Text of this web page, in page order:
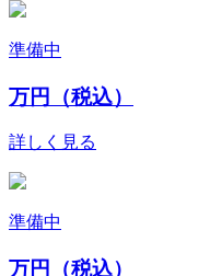
準備中
万円（税込）
詳しく見る
準備中
万円（税込）